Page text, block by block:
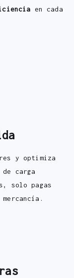
en cada
y optimiza
carga
solo pagas